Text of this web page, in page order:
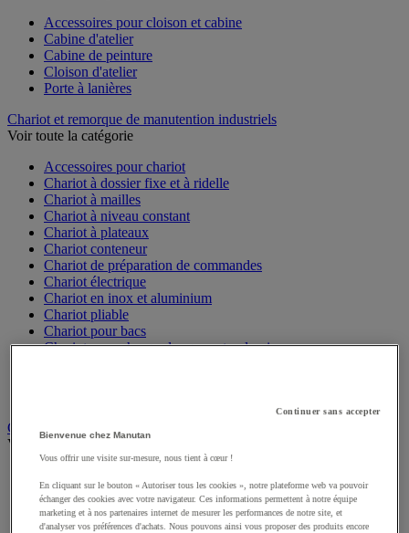
Accessoires pour cloison et cabine
Cabine d'atelier
Cabine de peinture
Cloison d'atelier
Porte à lanières
Chariot et remorque de manutention industriels
Voir toute la catégorie
Accessoires pour chariot
Chariot à dossier fixe et à ridelle
Chariot à mailles
Chariot à niveau constant
Chariot à plateaux
Chariot conteneur
Chariot de préparation de commandes
Chariot électrique
Chariot en inox et aluminium
Chariot pliable
Chariot pour bacs
Chariot pour charges longues et volumineuses
Chauffage, rafraîchisseur et déshumidificateur
Voir toute la catégorie
Chauffage au gaz
Chauffage électrique
Rafraîchisseur et déshumidificateur
Continuer sans accepter
Bienvenue chez Manutan
Vous offrir une visite sur-mesure, nous tient à cœur !
En cliquant sur le bouton « Autoriser tous les cookies », notre plateforme web va pouvoir
échanger des cookies avec votre navigateur. Ces informations permettent à notre équipe
marketing et à nos partenaires internet de mesurer les performances de notre site, et
d'analyser vos préférences d'achats. Nous pouvons ainsi vous proposer des produits encore